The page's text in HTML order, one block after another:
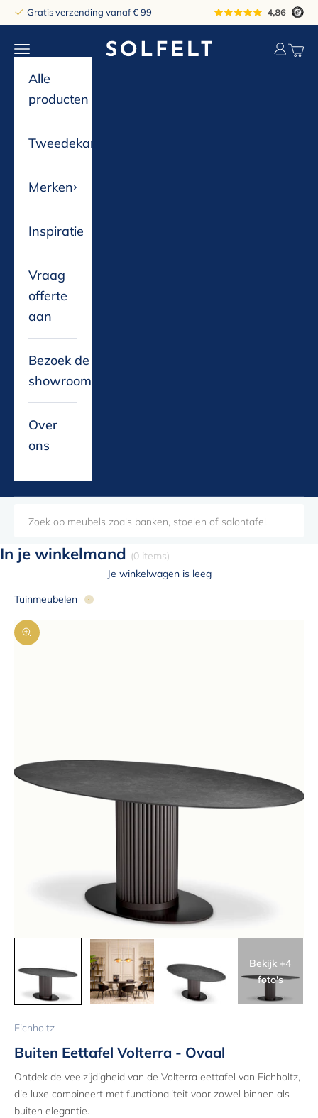
Naar inhoudGratis verzending vanaf € 99
solfelt
Navigatiemenu openen
Alle
producten
Tweedekans
Merken
Inspiratie
Vraag
offerte
aan
Bezoek de
showroom
Over
ons
In je winkelmand (0 items)
Je winkelwagen is leeg
Tuinmeubelen
In-/uitzoomen
Bekijk +4
foto's
Eichholtz
Buiten Eettafel Volterra - Ovaal
Ontdek de veelzijdigheid van de Volterra eettafel van Eichholtz,
die luxe combineert met functionaliteit voor zowel binnen als
buiten elegantie.